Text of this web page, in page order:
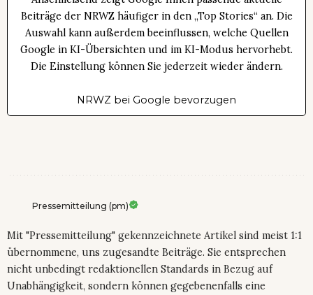
Beiträge der NRWZ häufiger in den „Top Stories“ an. Die
Auswahl kann außerdem beeinflussen, welche Quellen
Google in KI-Übersichten und im KI-Modus hervorhebt.
Die Einstellung können Sie jederzeit wieder ändern.
NRWZ bei Google bevorzugen
Pressemitteilung (pm)
Mit "Pressemitteilung" gekennzeichnete Artikel sind meist 1:1
übernommene, uns zugesandte Beiträge. Sie entsprechen
nicht unbedingt redaktionellen Standards in Bezug auf
Unabhängigkeit, sondern können gegebenenfalls eine